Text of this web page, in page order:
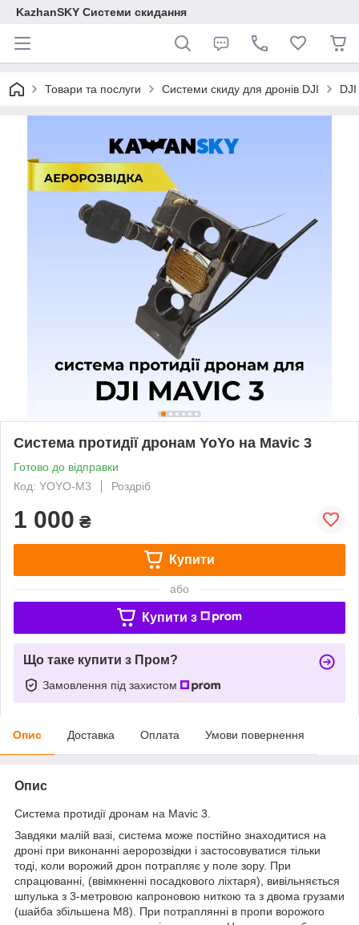
KazhanSKY Системи скидання
Товари та послуги Системи скиду для дронів DJI
Система протидії дронам YoYo на Mavic 3
Готово до відправки
Код: YOYO-M3
Роздріб
1 000 ₴
Купити
або
Купити з
Що таке купити з Пром?
Замовлення під захистом
Опис Доставка Оплата Умови повернення
Опис
Система протидії дронам на Mavic 3.
Завдяки малій вазі, система може постійно знаходитися на
дроні при виконанні аеророзвідки і застосовуватися тільки
тоді, коли ворожий дрон потрапляє у поле зору. При
спрацюванні, (ввімкненні посадкового ліхтаря), вивільняється
шпулька з 3-метровою капроновою ниткою та з двома грузами
(шайба збільшена М8). При потраплянні в пропи ворожого